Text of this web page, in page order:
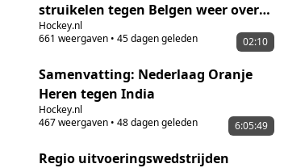
struikelen tegen Belgen weer over
shoot-outs
Hockey.nl
661 weergaven • 45 dagen geleden 02:10
Samenvatting: Nederlaag Oranje
Heren tegen India
Hockey.nl
467weergaven • 48 dagen geleden 6:05:49
Regio uitvoeringswedstrijden